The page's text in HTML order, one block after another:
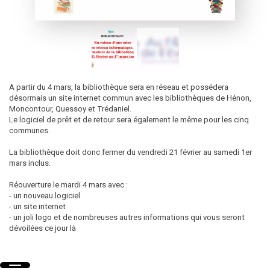
A partir du 4 mars, la bibliothèque sera en réseau et possédera
désormais un site internet commun avec les bibliothèques de Hénon,
Moncontour, Quessoy et Trédaniel.
Le logiciel de prêt et de retour sera également le même pour les cinq
communes.
La bibliothèque doit donc fermer du vendredi 21 février au samedi 1er
mars inclus.
Réouverture le mardi 4 mars avec :
- un nouveau logiciel
- un site internet
- un joli logo et de nombreuses autres informations qui vous seront
dévoilées ce jour là